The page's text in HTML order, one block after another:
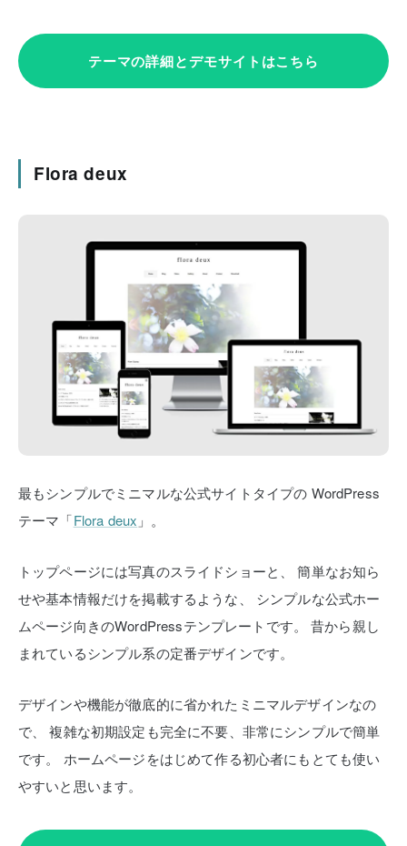
テーマの詳細とデモサイトはこちら
Flora deux
最もシンプルでミニマルな公式サイトタイプの WordPress
テーマ「Flora deux 」。
トップページには写真のスライドショーと、
簡単なお知ら
せや基本情報だけを掲載するような、
シンプルな公式ホー
ムページ向きのWordPressテンプレートです。
昔から親し
まれているシンプル系の定番デザインです。
デザインや機能が徹底的に省かれたミニマルデザインなの
で、
複雑な初期設定も完全に不要、非常にシンプルで簡単
です。
ホームページをはじめて作る初心者にもとても使い
やすいと思います。